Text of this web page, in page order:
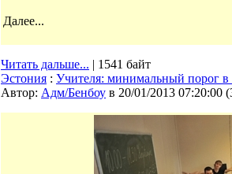
Далее...
Читать дальше... | 1541 байт
Эстония : Учителя: минимальный порог в
Автор: Адм/Бенбоу в 20/01/2013 07:20:00 (